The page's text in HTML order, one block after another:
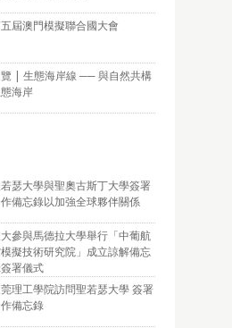
屆澳門模擬聯合國大會
| 生態海岸線 ── 與自然共構
海岸
瑟大學與聖奧古斯丁大學簽署
備忘錄以加強全球夥伴關係
參與馬德拉大學舉行「中葡航
擬技術研究院」成立諒解備忘
署儀式
理工學院訪問聖若瑟大學 簽署
備忘錄